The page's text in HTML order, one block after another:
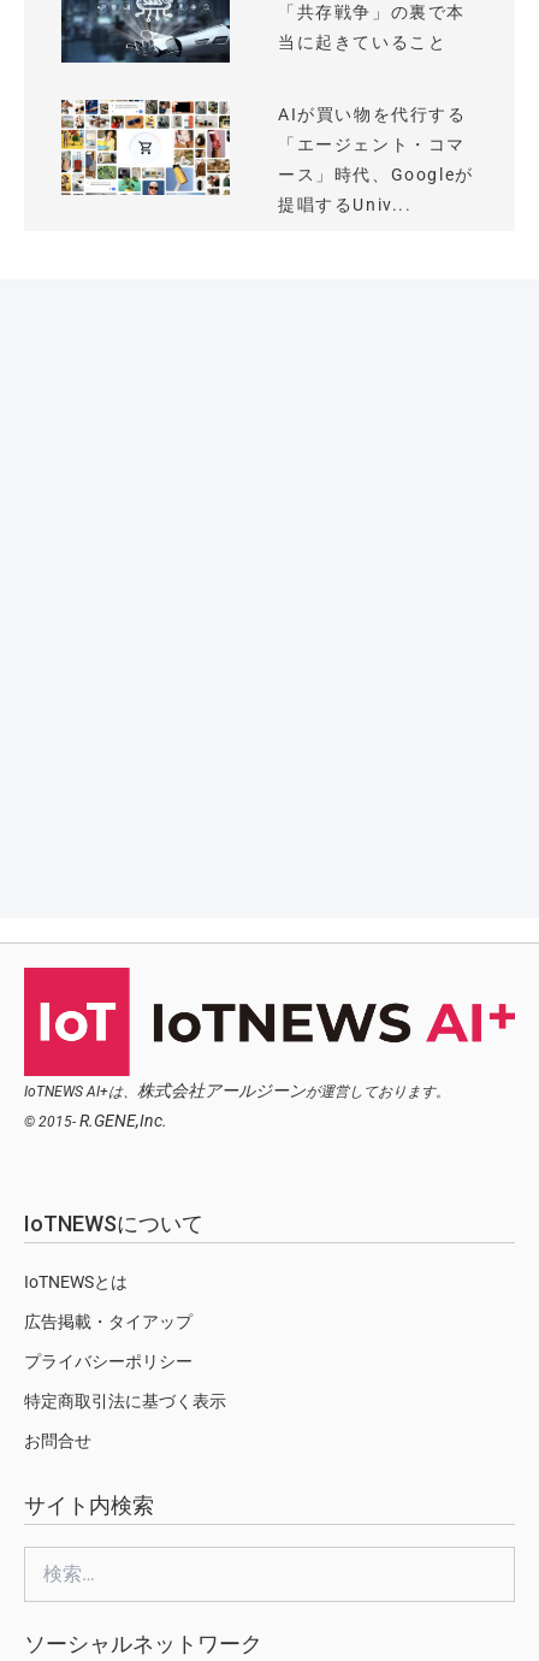
「共存戦争」の裏で本
当に起きていること
AIが買い物を代行する
「エージェント・コマ
ース」時代、Googleが
提唱するUniv...
IoTNEWS AI+は、 株式会社アールジーンが運営しております。
© 2015- R.GENE,Inc.
IoTNEWSについて
IoTNEWSとは
広告掲載・タイアップ
プライバシーポリシー
特定商取引法に基づく表示
お問合せ
サイト内検索
索:
ソーシャルネットワーク